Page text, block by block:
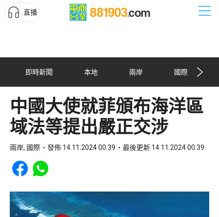
直播
即時新聞 本地 兩岸 國際
中國大使就菲頒布海洋區
域法等提出嚴正交涉
兩岸, 國際 發佈 14.11.2024 00:39 最後更新 14.11.2024 00:39
Share to Facebook
Share to WhatsApp